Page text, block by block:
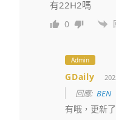
有22H2嗎
0
Admin
GDaily
回應:BEN
有哦，更新了